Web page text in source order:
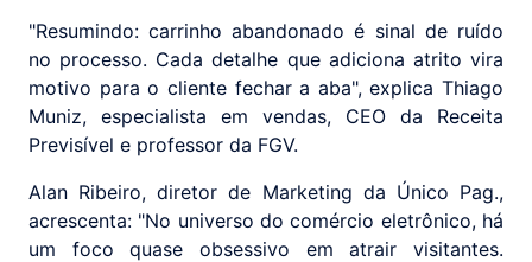
"Resumindo: carrinho abandonado é sinal de ruído
no processo. Cada detalhe que adiciona atrito vira
motivo para o cliente fechar a aba", explica Thiago
Muniz, especialista em vendas, CEO da Receita
Previsível e professor da FGV.
Alan Ribeiro, diretor de Marketing da Único Pag.,
acrescenta: "No universo do comércio eletrônico, há
um foco quase obsessivo em atrair visitantes.